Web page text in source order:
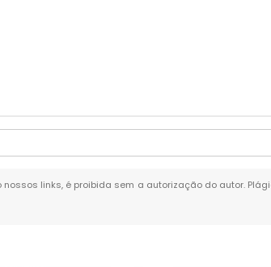
links, é proibida sem a autorização do autor.